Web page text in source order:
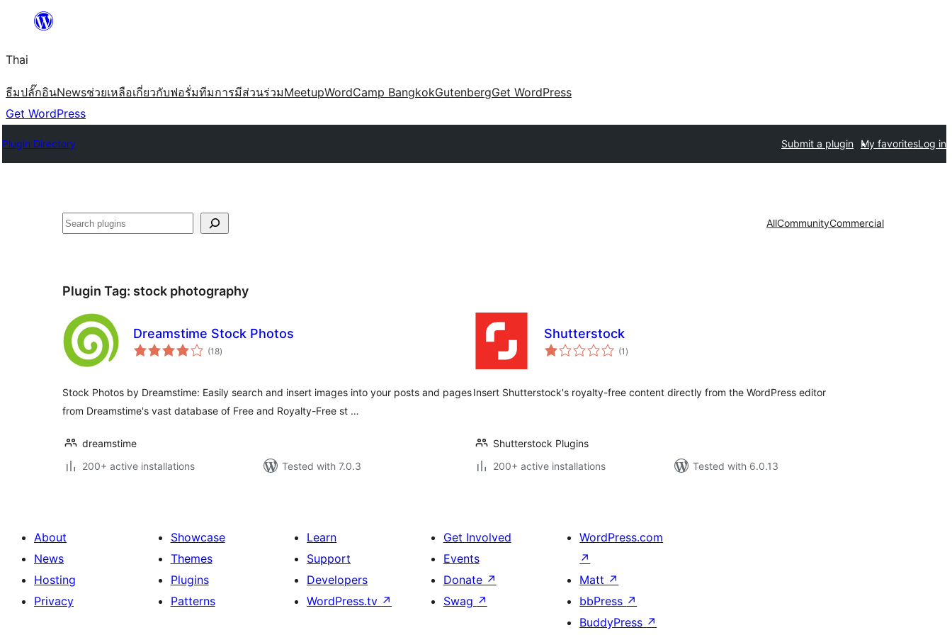
ยัง
เนื้อหา
Thai
ธีมปลั๊กอินNewsช่วยเหลือเกี่ยวกับฟอรั่มทีมการมีส่วนร่วมMeetupWordCamp BangkokGutenbergGet WordPress
Get WordPress
Plugin Directory Submit a plugin My favoritesLog in
ค้นหา AllCommunityCommercial
Plugin Tag: stock photography
Dreamstime Stock Photos
(18total
ratings
)
Stock Photos by Dreamstime: Easily search and insert images into your posts and pages
from Dreamstime's vast database of Free and Royalty-Free st …
dreamstime
200+ active installations
Tested with 7.0.3
Shutterstock
(1 total
ratings
)
Insert Shutterstock's royalty-free content directly from the WordPress editor
Shutterstock Plugins
200+ active installations
Tested with 6.0.13
About
News
Hosting
Privacy
Showcase
Themes
Plugins
Patterns
Learn
Support
Developers
WordPress.tv ↗
Get Involved
Events
Donate ↗
Swag ↗
WordPress.com
↗
Matt ↗
bbPress ↗
BuddyPress ↗